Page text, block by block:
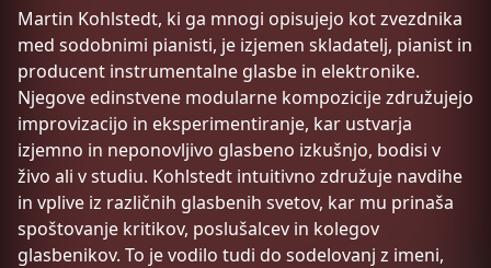
Martin Kohlstedt, ki ga mnogi opisujejo kot zvezdnika
med sodobnimi pianisti, je izjemen skladatelj, pianist in
producent instrumentalne glasbe in elektronike.
Njegove edinstvene modularne kompozicije združujejo
improvizacijo in eksperimentiranje, kar ustvarja
izjemno in neponovljivo glasbeno izkušnjo, bodisi v
živo ali v studiu. Kohlstedt intuitivno združuje navdihe
in vplive iz različnih glasbenih svetov, kar mu prinaša
spoštovanje kritikov, poslušalcev in kolegov
glasbenikov. To je vodilo tudi do sodelovanj z imeni,